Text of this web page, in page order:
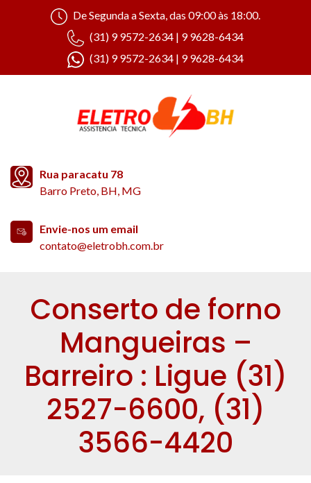
De Segunda a Sexta, das 09:00 às 18:00.
(31) 9 9572-2634 | 9 9628-6434
(31) 9 9572-2634 | 9 9628-6434
Rua paracatu 78
Barro Preto, BH, MG
Envie-nos um email
contato@eletrobh.com.br
Conserto de forno
Mangueiras –
Barreiro : Ligue (31)
2527-6600, (31)
3566-4420